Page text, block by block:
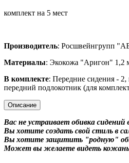
комплект на 5 мест
Производитель: Росшвейнгрупп
Материалы: Экокожа "Аригон" 1,2
В комплекте: Передние сидения - 2,
передний подлокотник (для
Описание
Вас не устраивает обивка сидений
Вы хотите создать свой стиль в
Вы хотите защитить "родную"
Может вы желаете видеть